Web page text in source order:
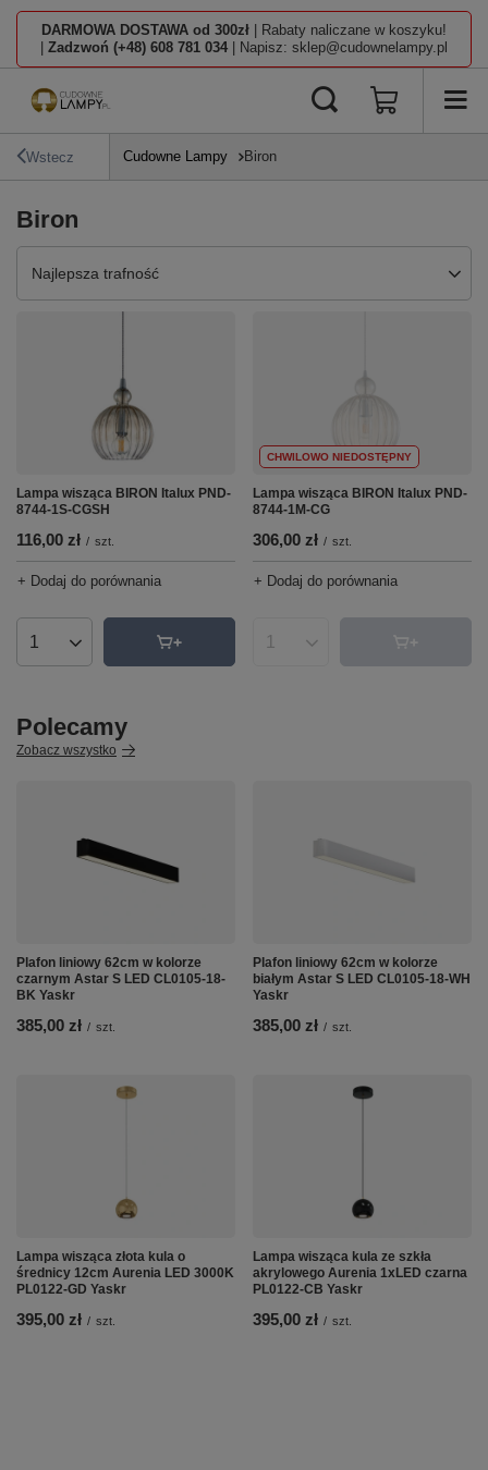
DARMOWA DOSTAWA od 300zł | Rabaty naliczane w koszyku!
Zadzwoń (+48) 608 781 034 | Napisz: sklep@cudownelampy.pl
Wstecz Cudowne Lampy Biron
Biron
Zmień sortowanie
Najlepsza trafność
Lampa wisząca BIRON Italux PND-
8744-1S-CGSH
116,00 zł / szt.
+ Dodaj do porównania
Ilość produktów
CHWILOWO NIEDOSTĘPNY
Lampa wisząca BIRON Italux PND-
8744-1M-CG
306,00 zł / szt.
+ Dodaj do porównania
Ilość produktów
Polecamy
Zobacz wszystko
Plafon liniowy 62cm w kolorze
czarnym Astar S LED CL0105-18-
BK Yaskr
385,00 zł / szt.
Plafon liniowy 62cm w kolorze
białym Astar S LED CL0105-18-WH
Yaskr
385,00 zł / szt.
Lampa wisząca złota kula o
średnicy 12cm Aurenia LED 3000K
PL0122-GD Yaskr
395,00 zł / szt.
Lampa wisząca kula ze szkła
akrylowego Aurenia 1xLED czarna
PL0122-CB Yaskr
395,00 zł / szt.